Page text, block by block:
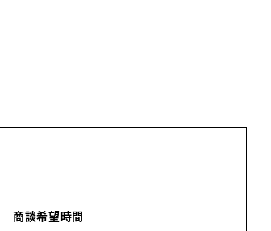
16 17
商談希望時間